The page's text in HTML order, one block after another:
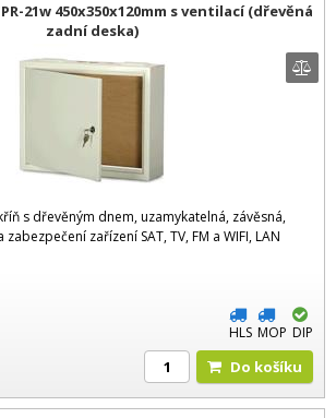
21w 450x350x120mm s ventilací (dřevěná
zadní deska)
s dřevěným dnem, uzamykatelná, závěsná,
zařízení SAT, TV, FM a WIFI, LAN
HLS MOP DIP
Do košíku